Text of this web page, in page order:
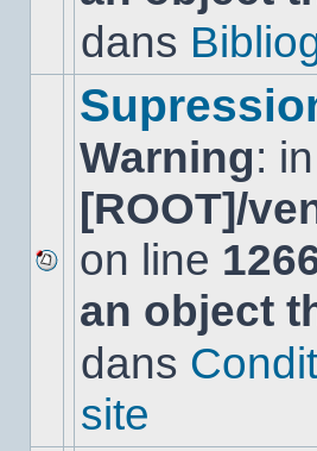
dansdans
Aucun
nouveau
message
sujet.
Warning:
[ROOT]/
on line
an object
dans
site